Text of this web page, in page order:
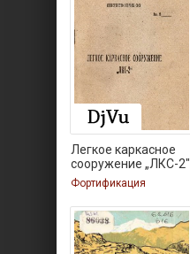
Легкое каркасное
сооружение „ЛКС-2".
Фортификация